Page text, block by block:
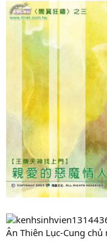
Ân Thiên Lục-Cung chủ